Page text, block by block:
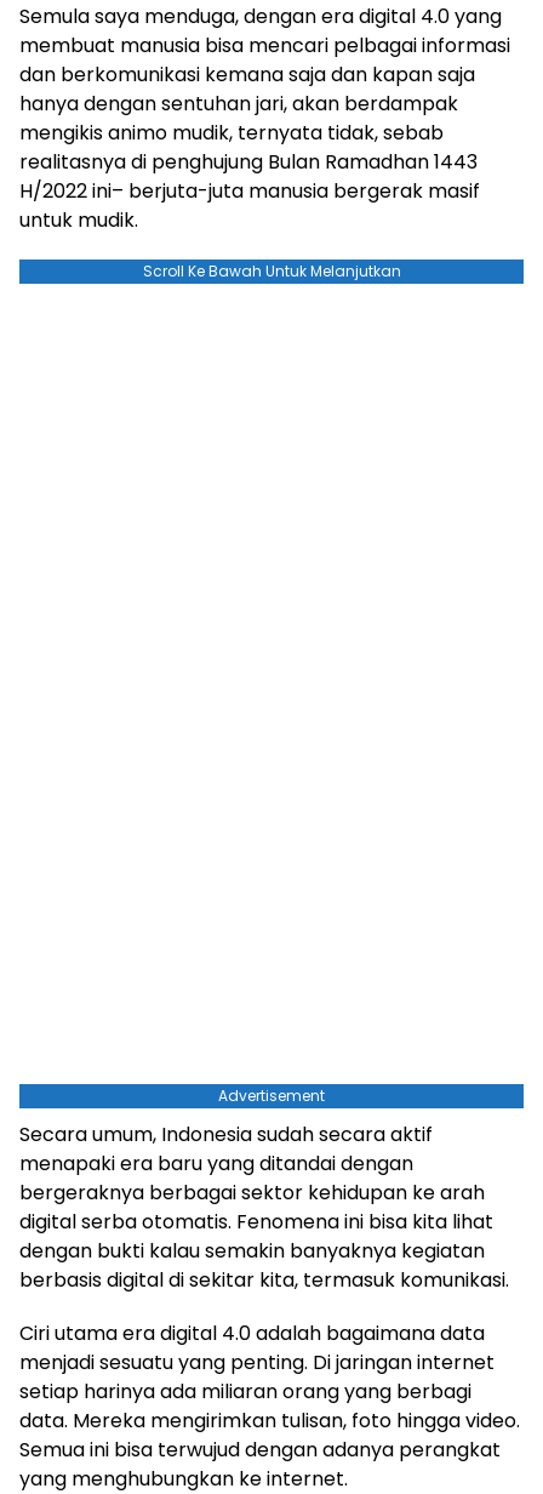
Semula saya menduga, dengan era digital 4.0 yang
membuat manusia bisa mencari pelbagai informasi
dan berkomunikasi kemana saja dan kapan saja
hanya dengan sentuhan jari, akan berdampak
mengikis animo mudik, ternyata tidak, sebab
realitasnya di penghujung Bulan Ramadhan 1443
H/2022 ini– berjuta-juta manusia bergerak masif
untuk mudik.
Scroll Ke Bawah Untuk Melanjutkan
Advertisement
Secara umum, Indonesia sudah secara aktif
menapaki era baru yang ditandai dengan
bergeraknya berbagai sektor kehidupan ke arah
digital serba otomatis. Fenomena ini bisa kita lihat
dengan bukti kalau semakin banyaknya kegiatan
berbasis digital di sekitar kita, termasuk komunikasi.
Ciri utama era digital 4.0 adalah bagaimana data
menjadi sesuatu yang penting. Di jaringan internet
setiap harinya ada miliaran orang yang berbagi
data. Mereka mengirimkan tulisan, foto hingga video.
Semua ini bisa terwujud dengan adanya perangkat
yang menghubungkan ke internet.